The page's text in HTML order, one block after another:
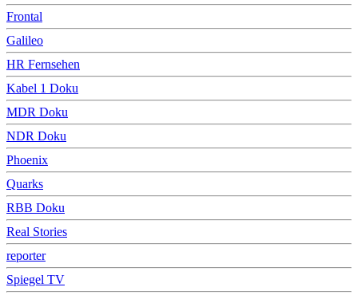
Frontal
Galileo
HR Fernsehen
Kabel 1 Doku
MDR Doku
NDR Doku
Phoenix
Quarks
RBB Doku
Real Stories
reporter
Spiegel TV